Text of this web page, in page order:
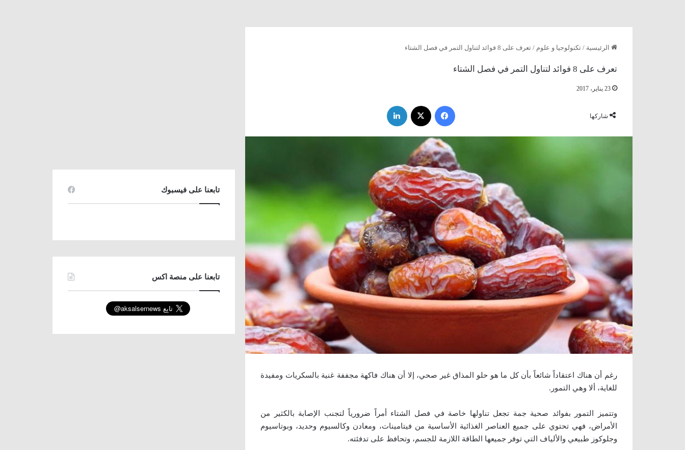
الرئيسية / تكنولوجيا و علوم / تعرف على 8 فوائد لتناول التمر في فصل الشتاء
تعرف على 8 فوائد لتناول التمر في فصل الشتاء
23 يناير، 2017
شاركها
فيسبوك
رغم أن هناك اعتقاداً شائعاً بأن كل ما هو حلو المذاق غير صحي، إلا أن هناك فاكهة مجففة غنية بالسكريات ومفيدة
للغاية، ألا وهي التمور.
وتتميز التمور بفوائد صحية جمة تجعل تناولها خاصة في فصل الشتاء أمراً ضرورياً لتجنب الإصابة بالكثير من
الأمراض، فهي تحتوي على جميع العناصر الغذائية الأساسية من فيتامينات، ومعادن وكالسيوم وحديد، وبوتاسيوم
وجلوكوز طبيعي والألياف التي توفر جميعها الطاقة اللازمة للجسم، وتحافظ على تدفئته.
تابعنا على فيسبوك
تابعنا على منصة اكس